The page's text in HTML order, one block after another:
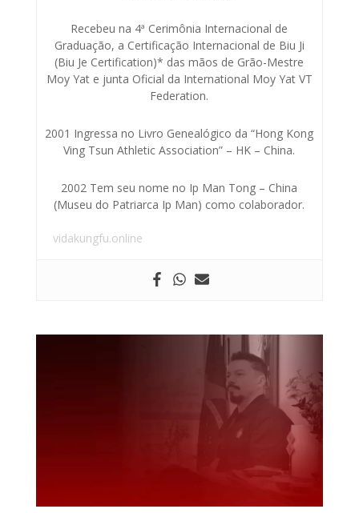
Recebeu na 4ª Cerimônia Internacional de
Graduação, a Certificação Internacional de Biu Ji
(Biu Je Certification)* das mãos de Grão-Mestre
Moy Yat e junta Oficial da International Moy Yat VT
Federation.
2001 Ingressa no Livro Genealógico da “Hong Kong
Ving Tsun Athletic Association” – HK – China.
2002 Tem seu nome no Ip Man Tong – China
(Museu do Patriarca Ip Man) como colaborador.
vidakungfu.online